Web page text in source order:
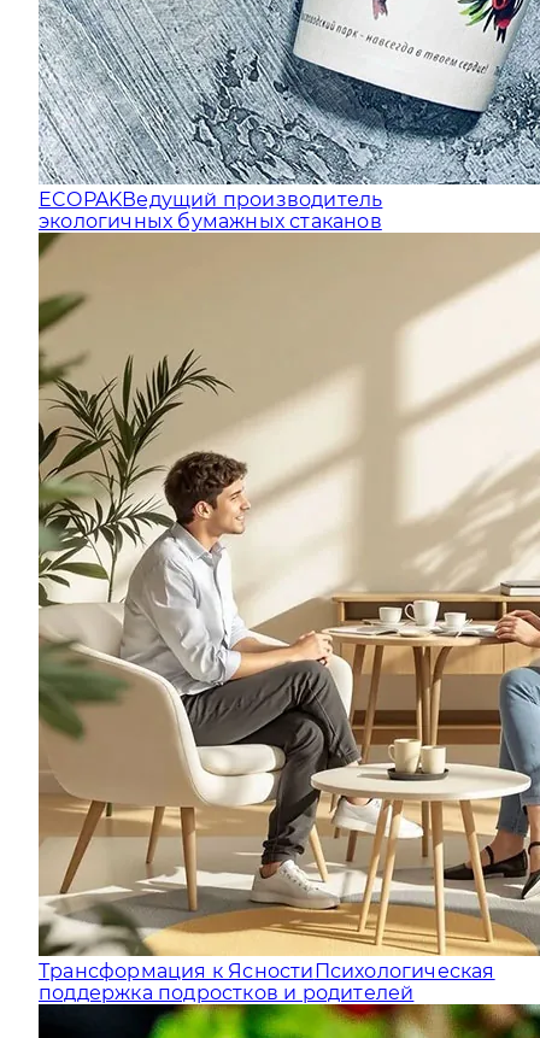
ECOPAKВедущий производитель
экологичных бумажных стаканов
Трансформация к ЯсностиПсихологическая
поддержка подростков и родителей